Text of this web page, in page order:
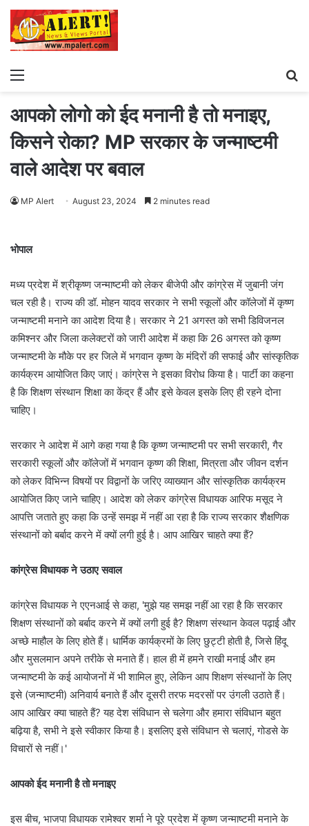
Menu
आपको लोगो को ईद मनानी है तो मनाइए,
किसने रोका? MP सरकार के जन्माष्टमी
वाले आदेश पर बवाल
MP Alert August 23, 2024 2 minutes read
भोपाल
मध्य प्रदेश में श्रीकृष्ण जन्माष्टमी को लेकर बीजेपी और कांग्रेस में जुबानी जंग
चल रही है। राज्य की डॉ. मोहन यादव सरकार ने सभी स्कूलों और कॉलेजों में कृष्ण
जन्माष्टमी मनाने का आदेश दिया है। सरकार ने 21 अगस्त को सभी डिविजनल
कमिश्नर और जिला कलेक्टरों को जारी आदेश में कहा कि 26 अगस्त को कृष्ण
जन्माष्टमी के मौके पर हर जिले में भगवान कृष्ण के मंदिरों की सफाई और सांस्कृतिक
कार्यक्रम आयोजित किए जाएं। कांग्रेस ने इसका विरोध किया है। पार्टी का कहना
है कि शिक्षण संस्थान शिक्षा का केंद्र हैं और इसे केवल इसके लिए ही रहने दोना
चाहिए।
सरकार ने आदेश में आगे कहा गया है कि कृष्ण जन्माष्टमी पर सभी सरकारी, गैर
सरकारी स्कूलों और कॉलेजों में भगवान कृष्ण की शिक्षा, मित्रता और जीवन दर्शन
को लेकर विभिन्न विषयों पर विद्वानों के जरिए व्याख्यान और सांस्कृतिक कार्यक्रम
आयोजित किए जाने चाहिए। आदेश को लेकर कांग्रेस विधायक आरिफ मसूद ने
आपत्ति जताते हुए कहा कि उन्हें समझ में नहीं आ रहा है कि राज्य सरकार शैक्षणिक
संस्थानों को बर्बाद करने में क्यों लगी हुई है। आप आखिर चाहते क्या हैं?
कांग्रेस विधायक ने उठाए सवाल
कांग्रेस विधायक ने एएनआई से कहा, 'मुझे यह समझ नहीं आ रहा है कि सरकार
शिक्षण संस्थानों को बर्बाद करने में क्यों लगी हुई है? शिक्षण संस्थान केवल पढ़ाई और
अच्छे माहौल के लिए होते हैं। धार्मिक कार्यक्रमों के लिए छुट्टी होती है, जिसे हिंदू
और मुसलमान अपने तरीके से मनाते हैं। हाल ही में हमने राखी मनाई और हम
जन्माष्टमी के कई आयोजनों में भी शामिल हुए, लेकिन आप शिक्षण संस्थानों के लिए
इसे (जन्माष्टमी) अनिवार्य बनाते हैं और दूसरी तरफ मदरसों पर उंगली उठाते हैं।
आप आखिर क्या चाहते हैं? यह देश संविधान से चलेगा और हमारा संविधान बहुत
बढ़िया है, सभी ने इसे स्वीकार किया है। इसलिए इसे संविधान से चलाएं, गोडसे के
विचारों से नहीं।'
आपको ईद मनानी है तो मनाइए
इस बीच, भाजपा विधायक रामेश्वर शर्मा ने पूरे प्रदेश में कृष्ण जन्माष्टमी मनाने के